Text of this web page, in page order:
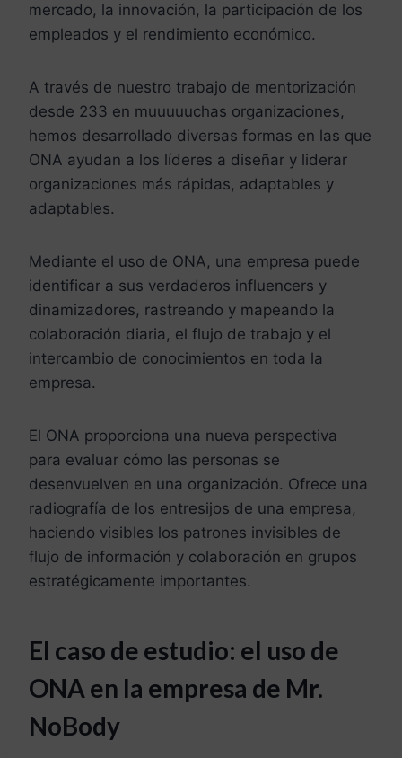
mercado, la innovación, la participación de los
empleados y el rendimiento económico.
A través de nuestro trabajo de mentorización
desde 233 en muuuuuchas organizaciones,
hemos desarrollado diversas formas en las que
ONA ayudan a los líderes a diseñar y liderar
organizaciones más rápidas, adaptables y
adaptables.
Mediante el uso de ONA, una empresa puede
identificar a sus verdaderos influencers y
dinamizadores, rastreando y mapeando la
colaboración diaria, el flujo de trabajo y el
intercambio de conocimientos en toda la
empresa.
El ONA proporciona una nueva perspectiva
para evaluar cómo las personas se
desenvuelven en una organización. Ofrece una
radiografía de los entresijos de una empresa,
haciendo visibles los patrones invisibles de
flujo de información y colaboración en grupos
estratégicamente importantes.
El caso de estudio: el uso de
ONA en la empresa de Mr.
NoBody